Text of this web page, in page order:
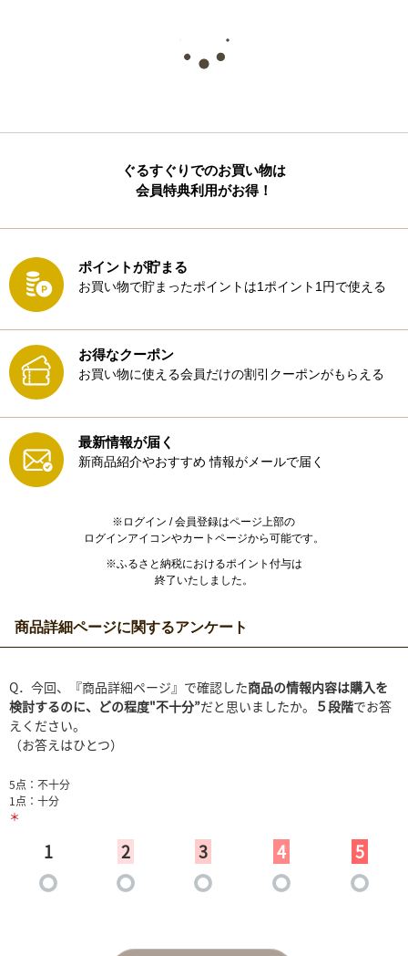
ぐるすぐりでのお買い物は
会員特典利用がお得！
ポイントが貯まる
お買い物で貯まったポイントは1ポイント1円で使える
お得なクーポン
お買い物に使える会員だけの割引クーポンがもらえる
最新情報が届く
新商品紹介やおすすめ 情報がメールで届く
※ログイン / 会員登録はページ上部の
ログインアイコンやカートページから可能です。
※ふるさと納税におけるポイント付与は
終了いたしました。
商品詳細ページに関するアンケート